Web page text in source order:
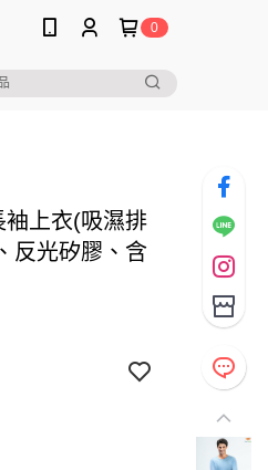
0
袖上衣(吸濕排
反光矽膠、含